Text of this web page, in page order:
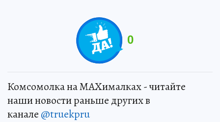
0
Комсомолка на MAXималках - читайте
наши новости раньше других в
канале @truekpru